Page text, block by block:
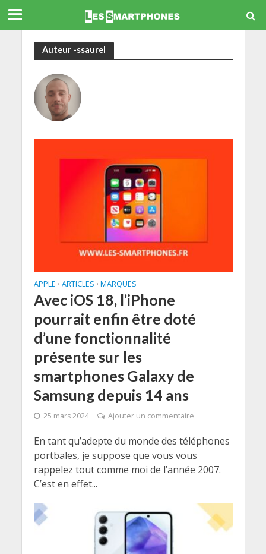
Auteur -ssaurel
APPLE • ARTICLES • MARQUES
Avec iOS 18, l’iPhone
pourrait enfin être doté
d’une fonctionnalité
présente sur les
smartphones Galaxy de
Samsung depuis 14 ans
25 mars 2024 Ajouter un commentaire
En tant qu’adepte du monde des téléphones
portbales, je suppose que vous vous
rappelez tout comme moi de l’année 2007.
C’est en effet...